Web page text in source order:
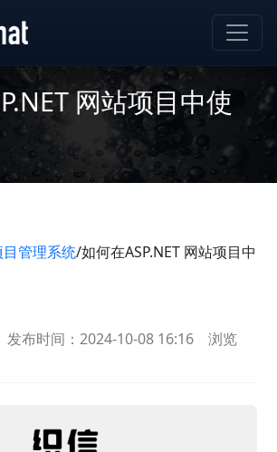
网站项目中使
目管理系统/如何在ASP.NET 网站项目中
发布时间：2024-10-08 16:16
浏览